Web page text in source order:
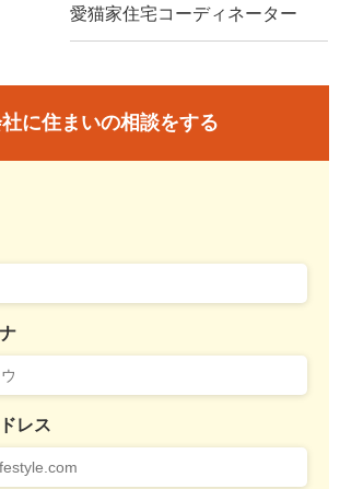
愛猫家住宅コーディネーター
に住まいの相談をする
レス